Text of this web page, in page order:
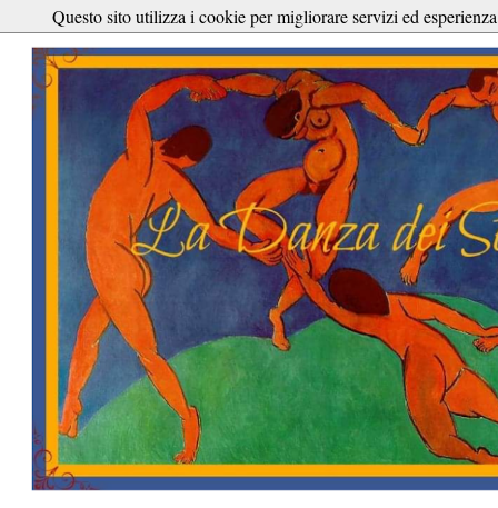
Questo sito utilizza i cookie per migliorare servizi ed